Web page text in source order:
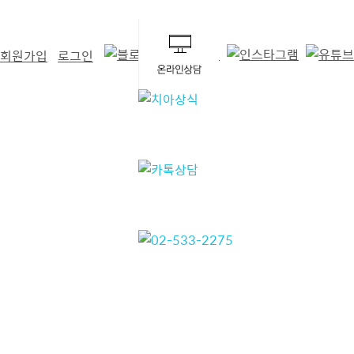
회원가입 로그인